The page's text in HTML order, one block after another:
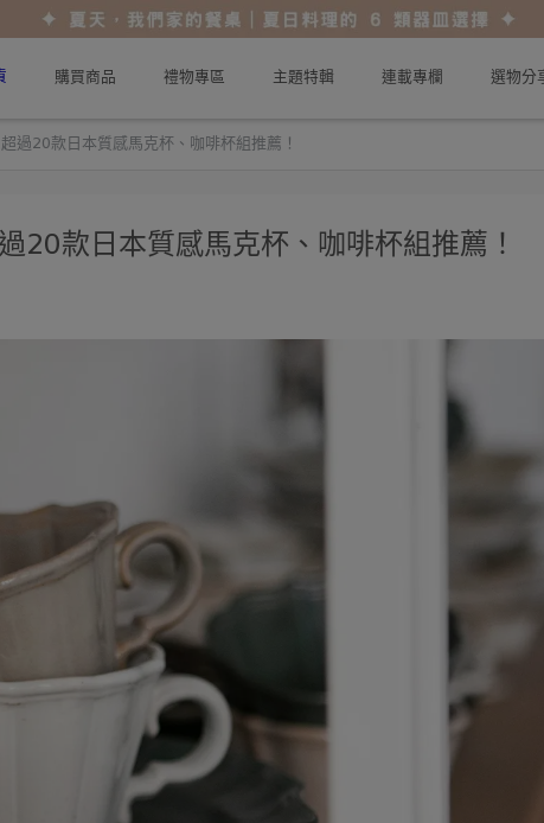
購買商品 禮物專區 主題特輯 連載專欄 選物分
過20款日本質感馬克杯、咖啡杯組推薦！
20款日本質感馬克杯、咖啡杯組推薦！